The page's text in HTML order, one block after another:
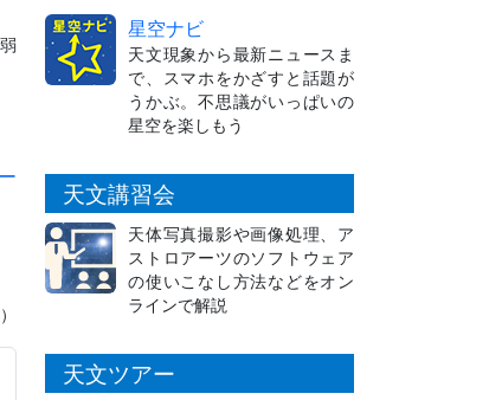
星空ナビ
天文現象から最新ニュースま
で、スマホをかざすと話題が
うかぶ。不思議がいっぱいの
星空を楽しもう
天文講習会
天体写真撮影や画像処理、ア
ストロアーツのソフトウェア
の使いこなし方法などをオン
ラインで解説
天文ツアー